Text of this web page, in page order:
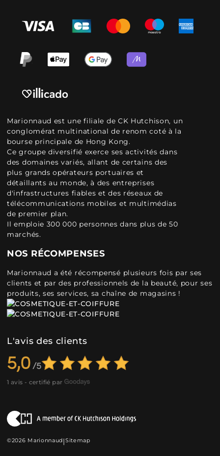
Marionnaud est une filiale de CK Hutchison, un
conglomérat multinational de renom coté à la
bourse principale de Hong Kong.
Ce groupe diversifié exerce ses activités dans
des domaines variés, allant de certains des
plus grands opérateurs portuaires et
détaillants au monde, à des entreprises
d'infrastructures fiables et des réseaux de
télécommunications mobiles et multimédias
de premier plan.
Il emploie 300 000 personnes dans plus de 50
marchés.
NOS RÉCOMPENSES
Marionnaud a été récompensé plusieurs fois par ses
clients et par des professionnels de la beauté, pour ses
produits, ses services, sa chaîne de magasins !
L'avis des clients
5,0
1 avis - certifié par
©2026 Marionnaud|Sitemap